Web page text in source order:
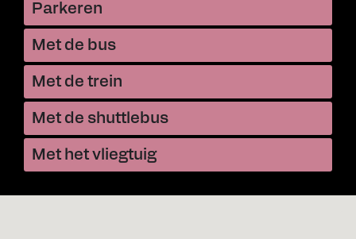
Parkeren
Met de bus
Met de trein
Met de shuttlebus
Met het vliegtuig